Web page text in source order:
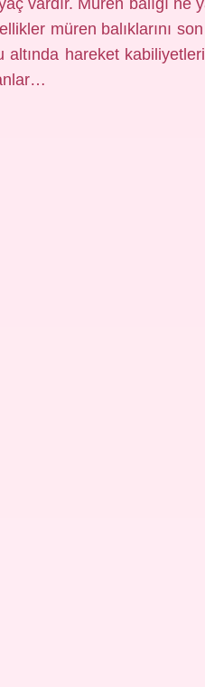
vardır. Müren balığı ne
müren balıklarını son
hareket